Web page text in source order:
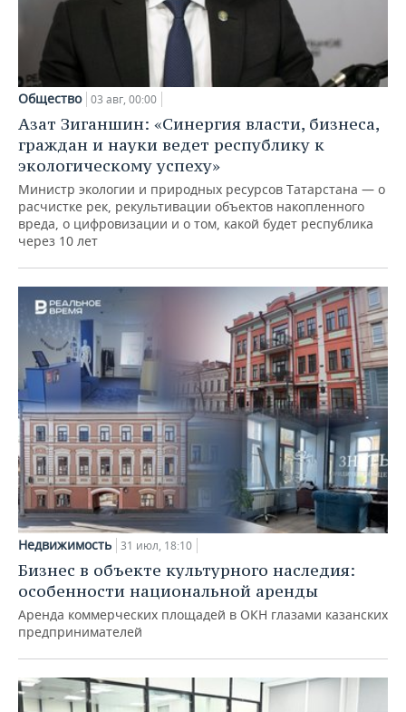
Общество 03 авг, 00:00
Азат Зиганшин: «Синергия власти, бизнеса,
граждан и науки ведет республику к
экологическому успеху»
Министр экологии и природных ресурсов Татарстана — о
расчистке рек, рекультивации объектов накопленного
вреда, о цифровизации и о том, какой будет республика
через 10 лет
Недвижимость 31 июл, 18:10
Бизнес в объекте культурного наследия:
особенности национальной аренды
Аренда коммерческих площадей в ОКН глазами казанских
предпринимателей